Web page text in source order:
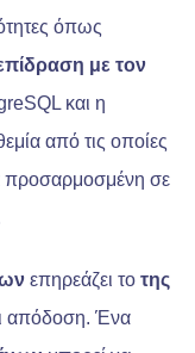
όπως
με τον
και η
από τις οποίες
προσαρμοσμένη σε
επηρεάζει το της
απόδοση. Ένα